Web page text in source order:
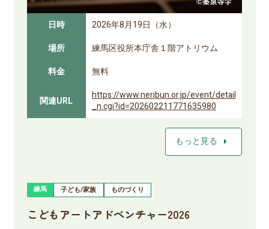
日時
2026年8月19日（水）
場所
練馬区役所本庁舎１階アトリウム
料金
無料
関連URL
https://www.neribun.or.jp/event/detail
_n.cgi?id=202602211771635980
もっと見る arrow_right
練馬 子ども/家族 ものづくり
こどもアートアドベンチャー2026